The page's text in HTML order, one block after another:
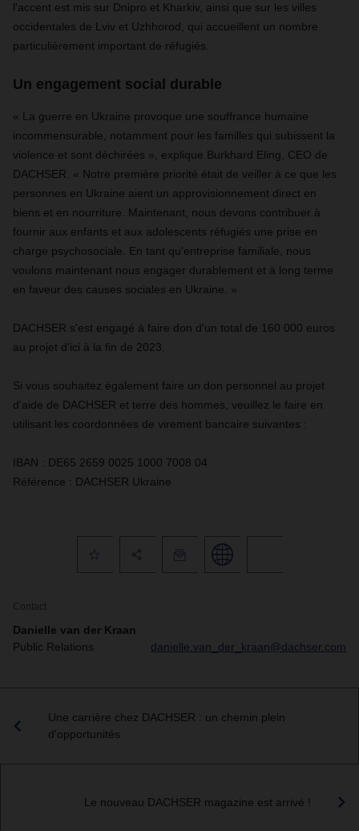
l'accent est mis sur Dnipro et Kharkiv, ainsi que sur les villes
occidentales de Lviv et Uzhhorod, qui accueillent un nombre
particulièrement important de réfugiés.
Un engagement social durable
« La guerre en Ukraine provoque une souffrance humaine
incommensurable, notamment pour les familles qui subissent la
violence et sont déchirées », explique Burkhard Eling, CEO de
DACHSER. « Notre première priorité était de veiller à ce que les
personnes en Ukraine aient un approvisionnement direct en
biens et en nourriture. Maintenant, nous devons contribuer à
fournir aux enfants et aux adolescents réfugiés une prise en
charge psychosociale. En tant qu'entreprise familiale, nous
voulons maintenant nous engager durablement et à long terme
en faveur des causes sociales en Ukraine. »
DACHSER s'est engagé à faire don d'un total de 160 000 euros
au projet d'ici à la fin de 2023.
Si vous souhaitez également faire un don personnel au projet
d'aide de DACHSER et terre des hommes, veuillez le faire en
utilisant les coordonnées de virement bancaire suivantes :
IBAN : DE65 2659 0025 1000 7008 04
Référence : DACHSER Ukraine
Contact
Danielle van der Kraan
Public Relations
danielle.van_der_kraan@dachser.com
Une carrière chez DACHSER : un chemin plein
d'opportunités
Le nouveau DACHSER magazine est arrivé !